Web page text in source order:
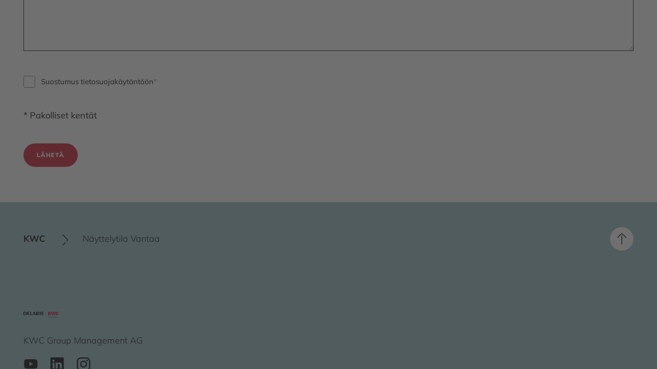
Suostumus tietosuojakäytäntöön
* Pakolliset kentät
LÄHETÄ
KWC Näyttelytila Vantaa
KWC Group Management AG